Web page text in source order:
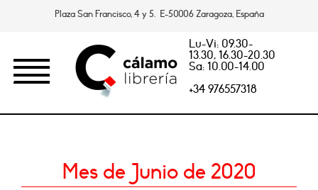
Plaza San Francisco, 4 y 5. E-50006 Zaragoza, España
Lu-Vi: 09.30-
13.30, 16.30-20.30
Sa: 10.00-14.00
+34 976557318
Mes de Junio de 2020